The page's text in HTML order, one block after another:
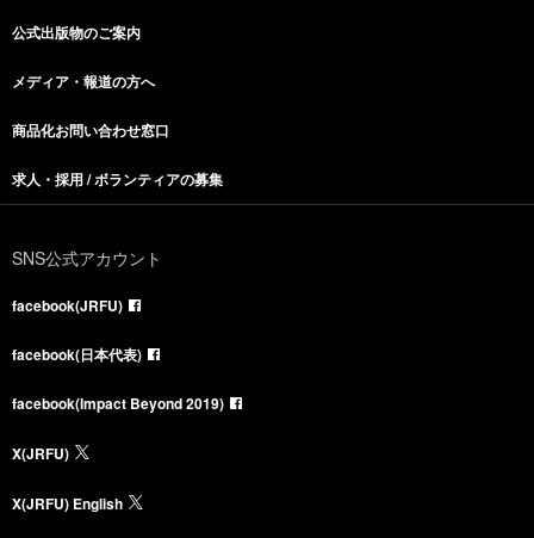
公式出版物のご案内
メディア・報道の方へ
商品化お問い合わせ窓口
求人・採用 / ボランティアの募集
SNS公式アカウント
facebook(JRFU)
facebook(日本代表)
facebook(Impact Beyond 2019)
X(JRFU)
X(JRFU) English